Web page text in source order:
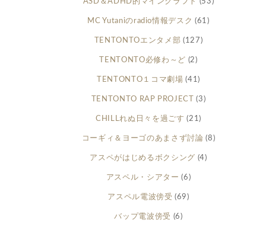
ASD＆ADHD的マインクラフト (53)
MC Yutaniのradio情報デスク (61)
TENTONTOエンタメ部 (127)
TENTONTO必修わ～ど (2)
TENTONTO１コマ劇場 (41)
TENTONTO RAP PROJECT (3)
CHILLれぬ日々を過ごす (21)
コーギィ＆ヨーゴのあまさず討論 (8)
アスペがはじめるボクシング (4)
アスペル・シアター (6)
アスペル電波傍受 (69)
バップ電波傍受 (6)